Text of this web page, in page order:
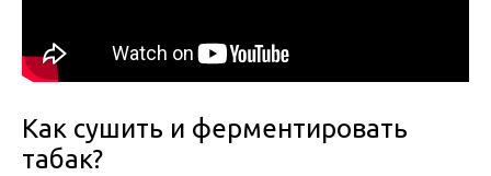
Как сушить и ферментировать
табак?